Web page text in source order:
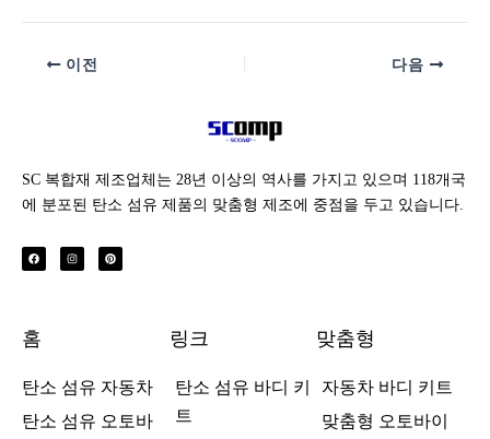
이전 다음
SC 복합재 제조업체는 28년 이상의 역사를 가지고 있으며 118개국
에 분포된 탄소 섬유 제품의 맞춤형 제조에 중점을 두고 있습니다.
페
이
스
인
스
타
핀
터
레
홈
탄소 섬유 자동차
탄소 섬유 오토바
링크
탄소 섬유 바디 키
트
맞춤형
자동차 바디 키트
맞춤형 오토바이